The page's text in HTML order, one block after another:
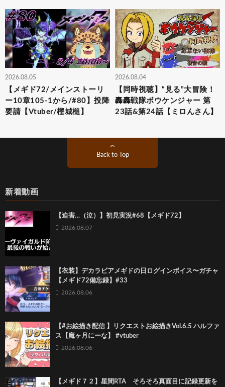
2026.08.05
【メギド72/メインストーリ
ー10章105-1から/#80】投降
要請【Vtuber/樫城槌】
2026.08.04
【同時視聴】“見る”大冒険！
轟轟戦隊ボウケンジャー 第
23話&第24話【ミロんさん】
Back to Top
新着動画
【迫害…（泣）】初見実況#68【メギド72】
2026.08.07
【衣装】デカラビアメギドの日ログインボイス〜ガチャ
【メギド72備忘録】#33
2026.08.06
【#お絵描き配信 】リクエストお絵描きVol.6.5 ハルファ
ス【魔ヶ月にーな】 #vtuber
2026.08.06
【メギド７２】星間RTA そろそろ真面目に記録更新を